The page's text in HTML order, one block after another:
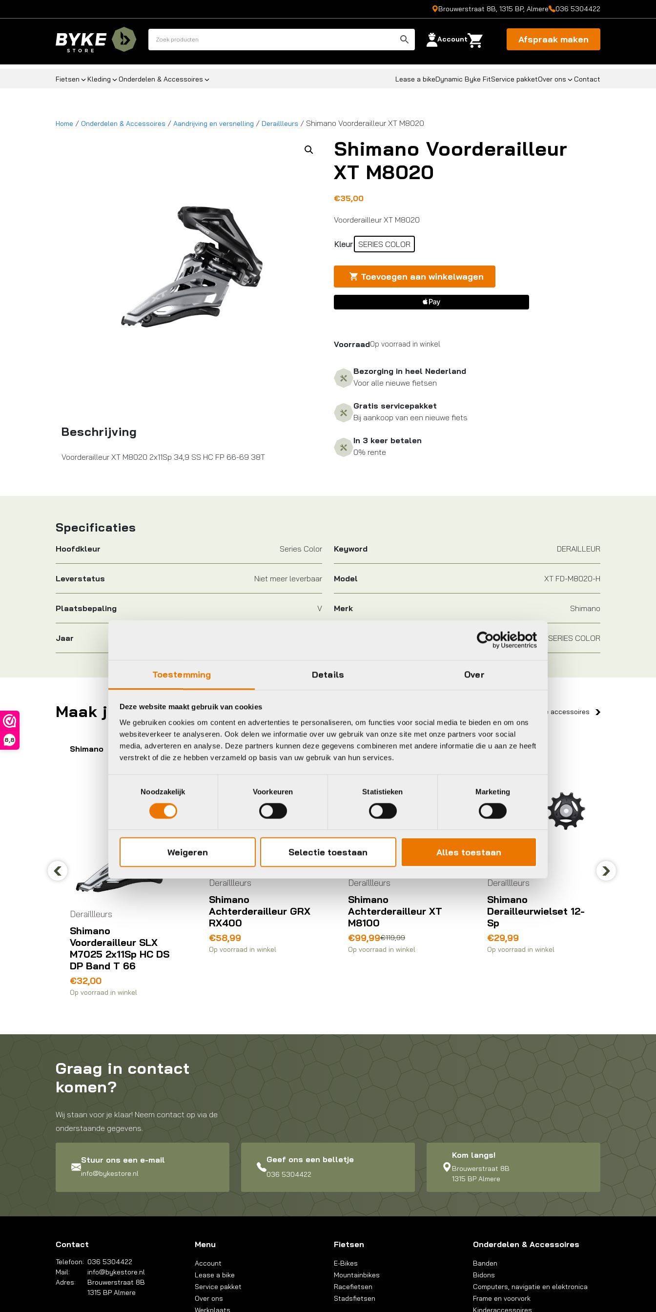
Toestemming Details Over
Deze website maakt gebruik van cookies
We gebruiken cookies om content en advertenties te personaliseren, om functies voor social media te bieden en om ons
websiteverkeer te analyseren. Ook delen we informatie over uw gebruik van onze site met onze partners voor social
media, adverteren en analyse. Deze partners kunnen deze gegevens combineren met andere informatie die u aan ze heeft
verstrekt of die ze hebben verzameld op basis van uw gebruik van hun services.
Noodzakelijk
Voorkeuren Statistieken Marketing
Weigeren Selectie toestaan Alles toestaan
8,8
Brouwerstraat 8B, 1315 BP, Almere 036 5304422
Account Afspraak maken
Fietsen Kleding Onderdelen & Accessoires Lease a bikeDynamic Byke FitService pakketOver ons Contact
Home / Onderdelen & Accessoires / Aandrijving en versnelling / Deraillleurs / Shimano Voorderailleur XT M8020
Beschrijving
Voorderailleur XT M8020 2x11Sp 34,9 SS HC FP 66-69 38T
Shimano Voorderailleur
XT M8020
€35,00
Voorderailleur XT M8020
Kleur SERIES COLOR
Toevoegen aan winkelwagen
VoorraadOp voorraad in winkel
Bezorging in heel Nederland
Voor alle nieuwe fietsen
Gratis servicepakket
Bij aankoop van een nieuwe fiets
In 3 keer betalen
0% rente
Specificaties
Hoofdkleur Series Color Keyword DERAILLEUR
Leverstatus Niet meer leverbaar Model XT FD-M8020-H
Plaatsbepaling V Merk Shimano
Jaar SERIES COLOR
Maak je fiets compleet Bekijk alle accessoires
Previous
Shimano
Deraillleurs
Shimano
Voorderailleur SLX
M7025 2x11Sp HC DS
DP Band T 66
€32,00
Op voorraad in winkel
Shimano
Deraillleurs
Shimano
Achterderailleur GRX
RX400
€58,99
Op voorraad in winkel
Shimano
Deraillleurs
Shimano
Achterderailleur XT
M8100
€119,99
Oorspronkelijke
prijs
€99,99
Huidige
prijs
Op voorraad in winkel
Shimano
Deraillleurs
Shimano
Derailleurwielset 12-
Sp
€29,99
Op voorraad in winkel
Graag in contact
komen?
Wij staan voor je klaar! Neem contact op via de
onderstaande gegevens.
Stuur ons een e-mail
info@bykestore.nl
Geef ons een belletje
036 5304422
Kom langs!
Brouwerstraat 8B
1315 BP Almere
Contact
Telefoon: 036 5304422
Mail:
info@bykestore.nl
Adres:
Brouwerstraat 8B
1315 BP Almere
Menu
Account
Lease a bike
Service pakket
Over ons
Werkplaats
Fietsen
E-Bikes
Mountainbikes
Racefietsen
Stadsfietsen
Onderdelen & Accessoires
Banden
Bidons
Computers, navigatie en elektronica
Frame en voorvork
Kinderaccessoires